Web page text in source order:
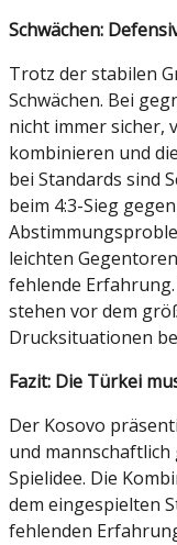
Schwächen:
Trotz der stabilen
Schwächen. Bei
nicht immer sicher,
kombinieren und
bei Standards sind
beim 4:3-Sieg
leichten
fehlende
stehen vor dem
Drucksituationen
Fazit: Die Türkei
Der Kosovo
und
Spielidee. Die
dem eingespielten
fehlenden